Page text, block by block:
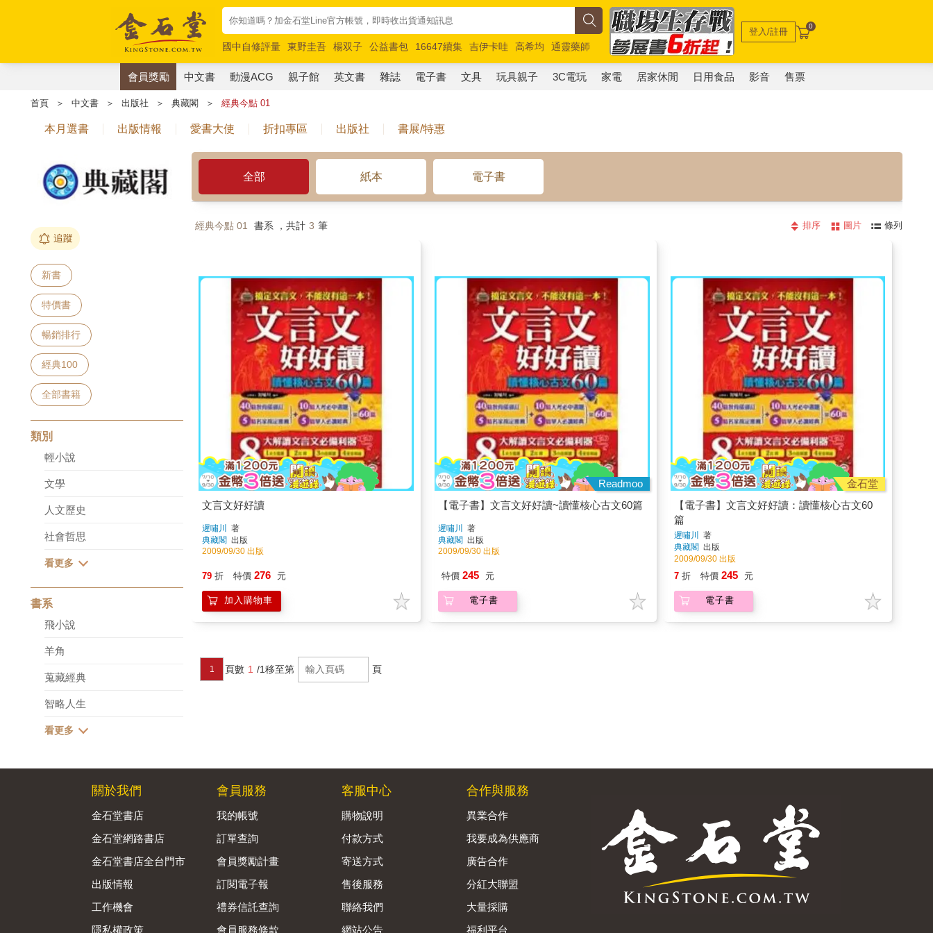
國中自修評量 東野圭吾 楊双子 公益書包 16647續集 吉伊卡哇 高希均
通靈藥師
唯紅花綻放
奧德賽 路邊攤新作 馬斯克 玩具總動員5 超慢跑
登入/註冊 0
會員獎勵 中文書 動漫ACG 親子館 英文書 雜誌 電子書 文具 玩具親子 3C電玩 家電 居家休閒 日用食品 影音 售票
首頁 ＞ 中文書 ＞ 出版社 ＞ 典藏閣 ＞ 經典今點 01
本月選書 出版情報 愛書大使 折扣專區 出版社 書展/特惠
追蹤
新書
特價書
暢銷排行
經典100
全部書籍
類別
輕小說
文學
人文歷史
社會哲思
書系
飛小說
羊角
蒐藏經典
智略人生
全部 紙本 電子書
經典今點 01 書系 ，共計 3 筆 排序 圖片 條列
文言文好好讀
遲嘯川
著
典藏閣 出版
2009/09/30 出版
79 折 特價 276 元
加入購物車
Readmoo
【電子書】文言文好好讀~讀懂核心古文60篇
遲嘯川
著
典藏閣 出版
2009/09/30 出版
特價 245 元
電子書
金石堂
【電子書】文言文好好讀：讀懂核心古文60
篇
遲嘯川
著
典藏閣 出版
2009/09/30 出版
7 折 特價 245 元
電子書
1 頁數 1 /1移至第 頁
關於我們
金石堂書店
金石堂網路書店
金石堂書店全台門市
出版情報
工作機會
隱私權政策
會員服務
我的帳號
訂單查詢
會員獎勵計畫
訂閱電子報
禮券信託查詢
會員服務條款
客服中心
購物說明
付款方式
寄送方式
售後服務
聯絡我們
網站公告
合作與服務
異業合作
我要成為供應商
廣告合作
分紅大聯盟
大量採購
福利平台